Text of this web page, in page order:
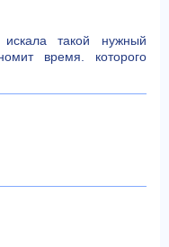
такой нужный
время. которого